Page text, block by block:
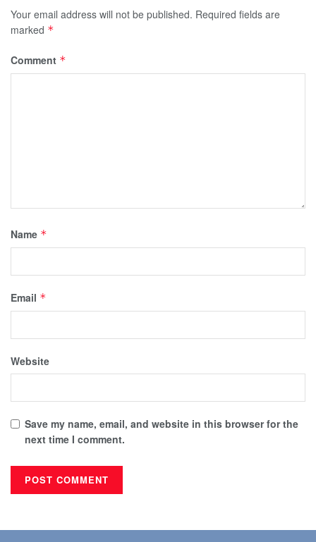
Your email address will not be published. Required fields are
marked *
Comment *
Name *
Email *
Website
Save my name, email, and website in this browser for the
next time I comment.